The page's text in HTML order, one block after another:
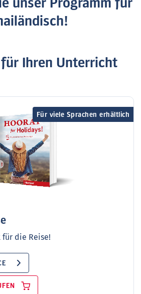
unser Programm für
Ihren Unterricht
Für viele Sprachen erhältlich
die Reise!